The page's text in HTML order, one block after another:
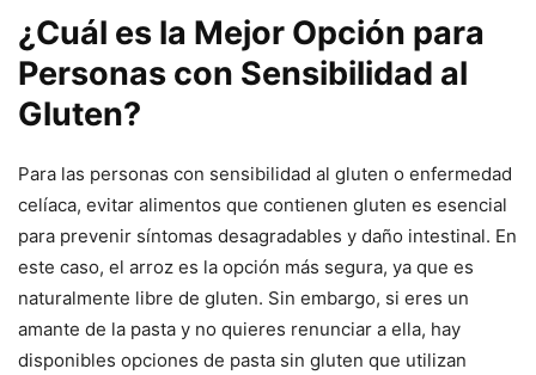
¿Cuál es la Mejor Opción para
Personas con Sensibilidad al
Gluten?
Para las personas con sensibilidad al gluten o enfermedad
celíaca, evitar alimentos que contienen gluten es esencial
para prevenir síntomas desagradables y daño intestinal. En
este caso, el arroz es la opción más segura, ya que es
naturalmente libre de gluten. Sin embargo, si eres un
amante de la pasta y no quieres renunciar a ella, hay
disponibles opciones de pasta sin gluten que utilizan